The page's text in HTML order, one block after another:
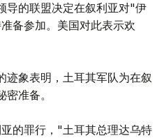
导的联盟决定在叙利亚对"伊
备参加。美国对此表示欢
迹象表明，土耳其军队为在叙
准备。
的罪行，"土耳其总理达乌特